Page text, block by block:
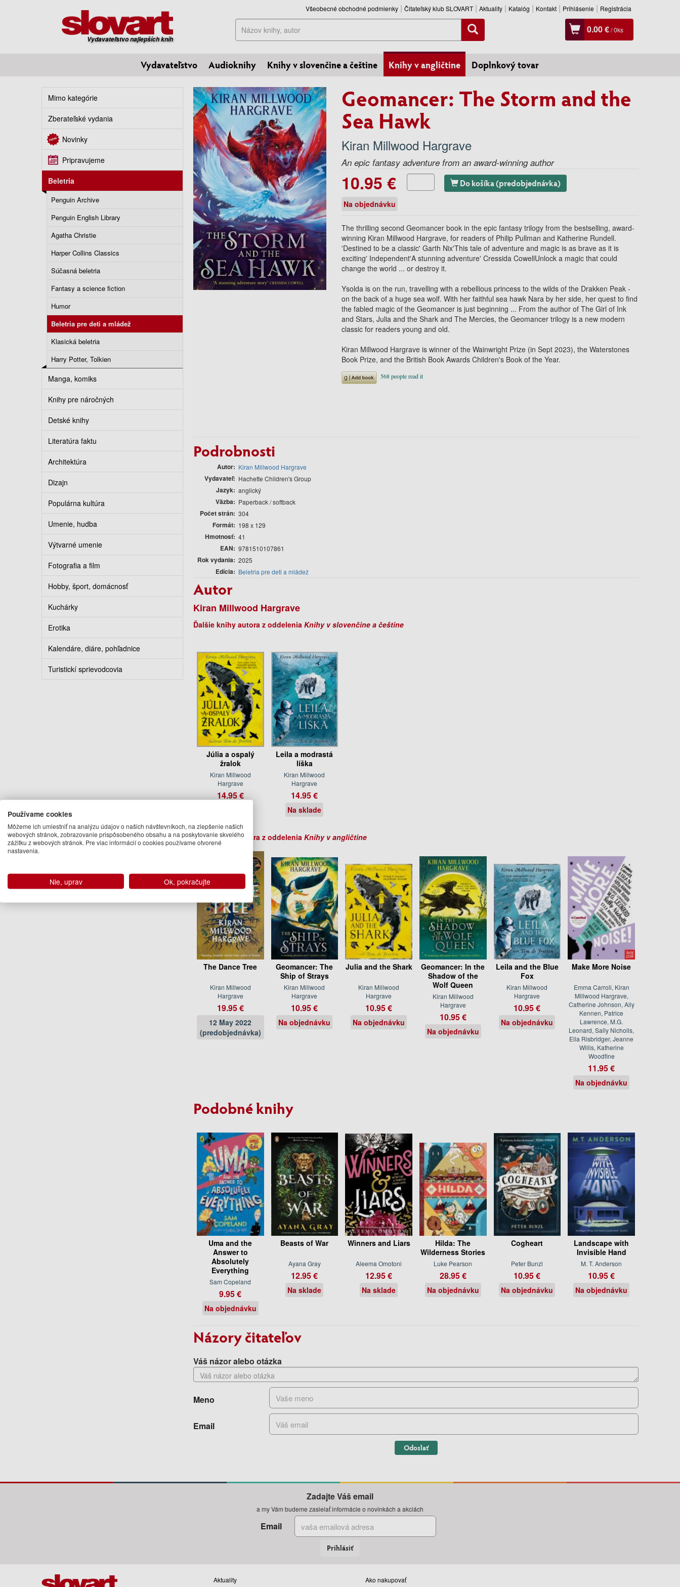
Vydavateľstvo najlepších kníh
Všeobecné obchodné podmienky Čitateľský klub SLOVART Aktuality Katalóg Kontakt Prihlásenie Registrácia
Hľadať 0.00 €/0ks
Vydavateľstvo Audioknihy Knihy v slovenčine a češtine Knihy v angličtine Doplnkový tovar
Mimo kategórie
Zberateľské vydania
Novinky
Pripravujeme
Beletria
Penguin Archive
Penguin English Library
Agatha Christie
Harper Collins Classics
Súčasná beletria
Fantasy a science fiction
Humor
Beletria pre deti a mládež
Klasická beletria
Harry Potter, Tolkien
Manga, komiks
Knihy pre náročných
Detské knihy
Literatúra faktu
Architektúra
Dizajn
Populárna kultúra
Umenie, hudba
Výtvarné umenie
Fotografia a film
Hobby, šport, domácnosť
Kuchárky
Erotika
Kalendáre, diáre, pohľadnice
Turistickí sprievodcovia
Geomancer: The Storm and the
Sea Hawk
Kiran Millwood Hargrave
An epic fantasy adventure from an award-winning author
10.95 € Do košíka (predobjednávka)
Na objednávku
The thrilling second Geomancer book in the epic fantasy trilogy from the bestselling, award-
winning Kiran Millwood Hargrave, for readers of Philip Pullman and Katherine Rundell.
'Destined to be a classic' Garth Nix'This tale of adventure and magic is as brave as it is
exciting' Independent'A stunning adventure' Cressida CowellUnlock a magic that could
change the world ... or destroy it.
Ysolda is on the run, travelling with a rebellious princess to the wilds of the Drakken Peak -
on the back of a huge sea wolf. With her faithful sea hawk Nara by her side, her quest to find
the fabled magic of the Geomancer is just beginning ... From the author of The Girl of Ink
and Stars, Julia and the Shark and The Mercies, the Geomancer trilogy is a new modern
classic for readers young and old.
Kiran Millwood Hargrave is winner of the Wainwright Prize (in Sept 2023), the Waterstones
Book Prize, and the British Book Awards Children's Book of the Year.
Podrobnosti
Autor Kiran Millwood Hargrave
Vydavateľ Hachette Children's Group
Jazyk anglický
Väzba Paperback / softback
Počet strán 304
Formát 198 x 129
Hmotnosť 41
EAN 9781510107861
Rok vydania 2025
Edícia Beletria pre deti a mládež
Autor
Kiran Millwood Hargrave
Ďalšie knihy autora z oddelenia Knihy v slovenčine a češtine
Júlia a ospalý
žralok
Kiran Millwood
Hargrave
14.95 €
Leila a modrastá
líška
Kiran Millwood
Hargrave
14.95 €
Na sklade
Ďalšie knihy autora z oddelenia Knihy v angličtine
The Dance Tree
Kiran Millwood
Hargrave
19.95 €
12 May 2022
(predobjednávka)
Geomancer: The
Ship of Strays
Kiran Millwood
Hargrave
10.95 €
Na objednávku
Julia and the Shark
Kiran Millwood
Hargrave
10.95 €
Na objednávku
Geomancer: In the
Shadow of the
Wolf Queen
Kiran Millwood
Hargrave
10.95 €
Na objednávku
Leila and the Blue
Fox
Kiran Millwood
Hargrave
10.95 €
Na objednávku
Make More Noise
Emma Carroll, Kiran
Millwood Hargrave,
Catherine Johnson, Ally
Kennen, Patrice
Lawrence, M.G.
Leonard, Sally Nicholls,
Ella Risbridger, Jeanne
Willis, Katherine
Woodfine
11.95 €
Na objednávku
Podobné knihy
Uma and the
Answer to
Absolutely
Everything
Sam Copeland
9.95 €
Na objednávku
Beasts of War
Ayana Gray
12.95 €
Na sklade
Winners and Liars
Aleema Omotoni
12.95 €
Na sklade
Hilda: The
Wilderness Stories
Luke Pearson
28.95 €
Na objednávku
Cogheart
Peter Bunzl
10.95 €
Na objednávku
Landscape with
Invisible Hand
M. T. Anderson
10.95 €
Na objednávku
Názory čitateľov
Váš názor alebo otázka
Meno
Email
Odoslať
Zadajte Váš email
a my Vám budeme zasielať informácie o novinkách a akciách
Email
Prihlásiť
Aktuality
Ako nakupovať
Používame cookies
Môžeme ich umiestniť na analýzu údajov o našich návštevníkoch, na zlepšenie našich
webových stránok, zobrazovanie prispôsobeného obsahu a na poskytovanie skvelého
zážitku z webových stránok. Pre viac informácií o cookies používame otvorené
nastavenia.
Nie, uprav Ok, pokračujte